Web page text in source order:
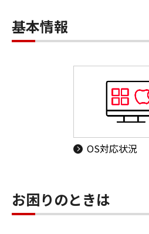
基本情報
OS対応状況
お困りのときは